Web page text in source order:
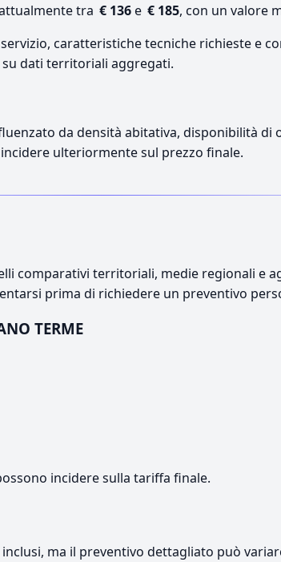
tra € 136e € 185, con un valore
caratteristiche tecniche richieste e
dati territoriali aggregati.
da densità abitativa, disponibilità di
ulteriormente sul prezzo finale.
comparativi territoriali, medie regionali e
prima di richiedere un preventivo
TERME
incidere sulla tariffa finale.
ma il preventivo dettagliato può